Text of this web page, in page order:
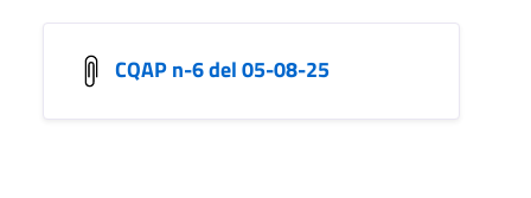
CQAP n-6 del 05-08-25